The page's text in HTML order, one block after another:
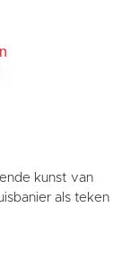
kunst van
als teken